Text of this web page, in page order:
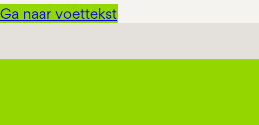
Ga naar voettekst